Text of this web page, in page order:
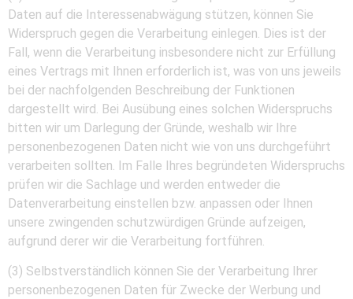
Daten auf die Interessenabwägung stützen, können Sie
Widerspruch gegen die Verarbeitung einlegen. Dies ist der
Fall, wenn die Verarbeitung insbesondere nicht zur Erfüllung
eines Vertrags mit Ihnen erforderlich ist, was von uns jeweils
bei der nachfolgenden Beschreibung der Funktionen
dargestellt wird. Bei Ausübung eines solchen Widerspruchs
bitten wir um Darlegung der Gründe, weshalb wir Ihre
personenbezogenen Daten nicht wie von uns durchgeführt
verarbeiten sollten. Im Falle Ihres begründeten Widerspruchs
prüfen wir die Sachlage und werden entweder die
Datenverarbeitung einstellen bzw. anpassen oder Ihnen
unsere zwingenden schutzwürdigen Gründe aufzeigen,
aufgrund derer wir die Verarbeitung fortführen.
(3) Selbstverständlich können Sie der Verarbeitung Ihrer
personenbezogenen Daten für Zwecke der Werbung und